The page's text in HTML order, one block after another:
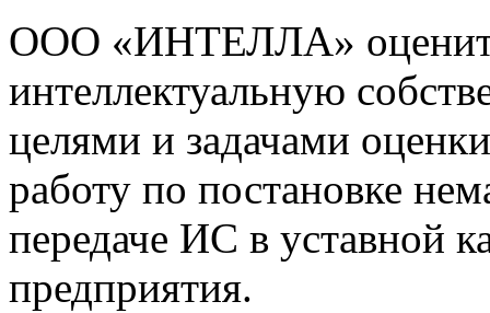
ООО «ИНТЕЛЛА» оценит
интеллектуальную
целями и задачами
работу по постановке
передаче ИС в уставной
предприятия.